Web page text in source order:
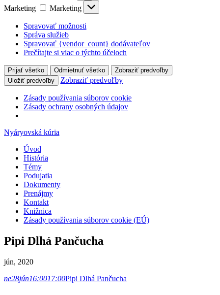
Marketing
Marketing
Spravovať možnosti
Správa služieb
Spravovať {vendor_count} dodávateľov
Prečítajte si viac o týchto účeloch
Prijať všetko Odmietnuť všetko
Zobraziť predvoľby
Uložiť predvoľby
Zobraziť predvoľby
Zásady používania súborov cookie
Zásady ochrany osobných údajov
Nyáryovská kúria
Úvod
História
Témy
Podujatia
Dokumenty
Prenájmy
Kontakt
Knižnica
Zásady používania súborov cookie (EÚ)
Pipi Dlhá Pančucha
jún, 2020
ne28jún16:0017:00Pipi Dlhá Pančucha